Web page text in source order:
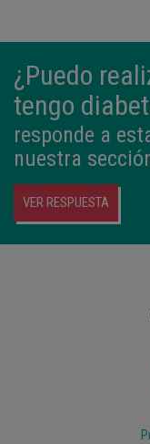
¿Puedo
tengo
responde a
nuestra
VER RESPUESTA